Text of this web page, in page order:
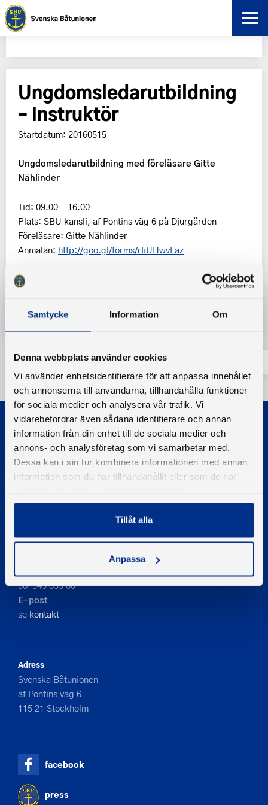
Samtycke Information Om
Denna webbplats använder cookies
Vi använder enhetsidentifierare för att anpassa innehållet
och annonserna till användarna, tillhandahålla funktioner
för sociala medier och analysera vår trafik. Vi
vidarebefordrar även sådana identifierare och annan
information från din enhet till de sociala medier och
annons- och analysföretag som vi samarbetar med.
Dessa kan i sin tur kombinera informationen med annan
information som du har tillhandahållit eller som de har
Tillåt alla
Anpassa
Ungdomsledarutbildning
– instruktör
Startdatum: 20160515
Ungdomsledarutbildning med föreläsare Gitte
Nählinder
Tid: 09.00 – 16.00
Plats: SBU kansli, af Pontins väg 6 på Djurgården
Föreläsare: Gitte Nählinder
Anmälan: http://goo.gl/forms/rIiUHwvFaz
Tillbaka
08-545 859 60
E-post
se kontakt
Adress
Svenska Båtunionen
af Pontins väg 6
115 21 Stockholm
facebook
press